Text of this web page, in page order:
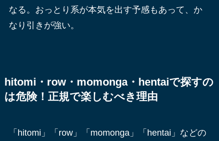
なる。おっとり系が本気を出す予感もあって、か
なり引きが強い。
hitomi・row・momonga・hentaiで探すの
は危険！正規で楽しむべき理由
「hitomi」「row」「momonga」「hentai」などの